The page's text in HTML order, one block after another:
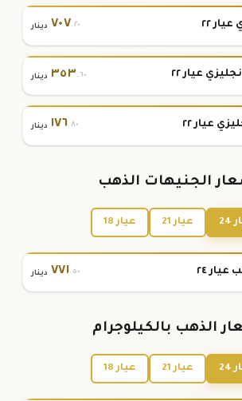
٢٢ ٧٠٧.٢٠ دينار
عيار ٢٢ ٣٥٣.٦٠ دينار
عيار ٢٢ ١٧٦.٨٠ دينار
الجنيهات الذهب
عيار 21 عيار 18
٢٤ ٧٧١.٥٠ دينار
الذهب بالكيلوجرام
24 عيار 21 عيار 18